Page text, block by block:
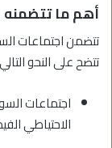
أهم ما
تتضمن اجتماعات
تتضح على النحو
اجتماعات
الاحتياطي